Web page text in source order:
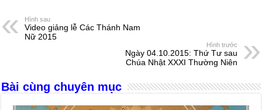
e
b
k
n
A
d
s
Hình sau
Video giảng lễ Các Thánh Nam
Nữ 2015
Hình trước
Ngày 04.10.2015: Thứ Tư sau
Chúa Nhật XXXI Thường Niên
Bài cùng chuyên mục